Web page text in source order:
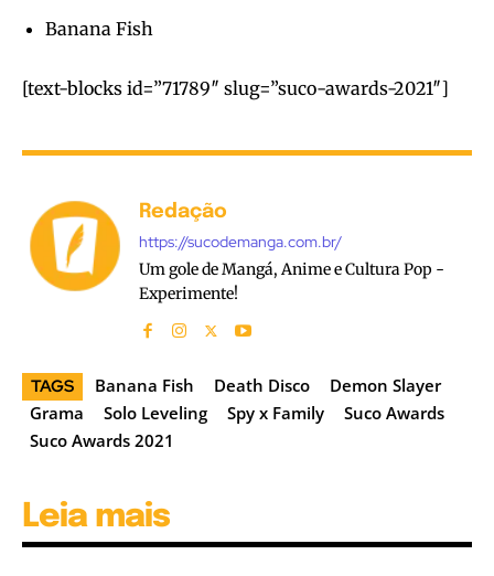
Banana Fish
[text-blocks id=”71789″ slug=”suco-awards-2021″]
Redação
https://sucodemanga.com.br/
Um gole de Mangá, Anime e Cultura Pop -
Experimente!
TAGS Banana Fish Death Disco
Demon Slayer
Grama
Solo Leveling Spy x Family
Suco Awards
Suco Awards 2021
Leia mais